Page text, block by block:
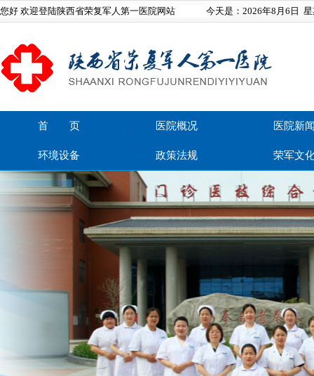
您好 欢迎登陆陕西省荣复军人第一医院网站 今天是： 2026年8月6日
首 页 医院概况 医院新
环境设备 政策法规 荣军文
在线留言 联系我们